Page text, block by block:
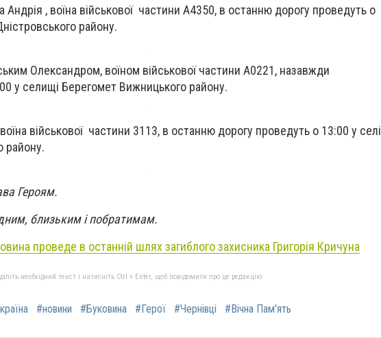
, воїна військової частини А4350, в останню дорогу проведуть о
району.
Олександром, воїном військової частини А0221, назавжди
у селищі Берегомет Вижницького району.
військової частини 3113, в останню дорогу проведуть о 13:00 у селі
району.
Героям.
близьким і побратимам.
проведе в останній шлях загиблого захисника Григорія Кричуна
необхідний текст і натисніть Ctrl + Enter, щоб повідомити про це редакцію
#новини #Буковина #Герої #Чернівці #Вічна Пам'ять